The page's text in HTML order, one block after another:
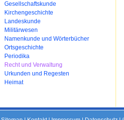
Gesellschaftskunde
Kirchengeschichte
Landeskunde
Militärwesen
Namenkunde und Wörterbücher
Ortsgeschichte
Periodika
Recht und Verwaltung
Urkunden und Regesten
Heimat